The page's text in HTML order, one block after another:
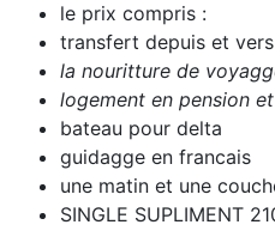
le prix compris :
transfert depuis et vers
la nouritture de
logement en pension
bateau pour delta
guidagge en francais
une matin et une
SINGLE SUPLIMENT